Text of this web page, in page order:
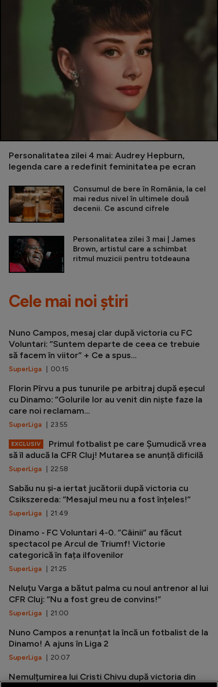
Personalitatea zilei 4 mai: Audrey Hepburn,
legenda care a redefinit feminitatea pe ecran
Consumul de bere în România, la cel
mai redus nivel în ultimele două
decenii. Ce ascund cifrele
Personalitatea zilei 3 mai | James
Brown, artistul care a schimbat
ritmul muzicii pentru totdeauna
Cele mai noi știri
Nuno Campos, mesaj clar după victoria cu FC
Voluntari: ”Suntem departe de ceea ce trebuie
să facem în viitor” + Ce a spus...
SuperLiga | 00:15
Florin Pîrvu a pus tunurile pe arbitraj după eșecul
cu Dinamo: ”Golurile lor au venit din niște faze la
care noi reclamam...
SuperLiga | 23:55
EXCLUSIV
Primul fotbalist pe care Șumudică vrea
să îl aducă la CFR Cluj! Mutarea se anunță dificilă
SuperLiga | 22:58
Sabău nu și-a iertat jucătorii după victoria cu
Csikszereda: ”Mesajul meu nu a fost înțeles!”
SuperLiga | 21:49
Dinamo - FC Voluntari 4-0. ”Câinii” au făcut
spectacol pe Arcul de Triumf! Victorie
categorică în fața ilfovenilor
SuperLiga | 21:25
Neluțu Varga a bătut palma cu noul antrenor al lui
CFR Cluj: ”Nu a fost greu de convins!”
SuperLiga | 21:00
Nuno Campos a renunțat la încă un fotbalist de la
Dinamo! A ajuns în Liga 2
SuperLiga | 20:07
Nemulțumirea lui Cristi Chivu după victoria din